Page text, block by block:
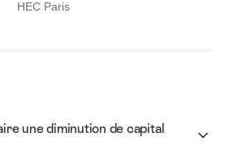
HEC Paris
une diminution de capital